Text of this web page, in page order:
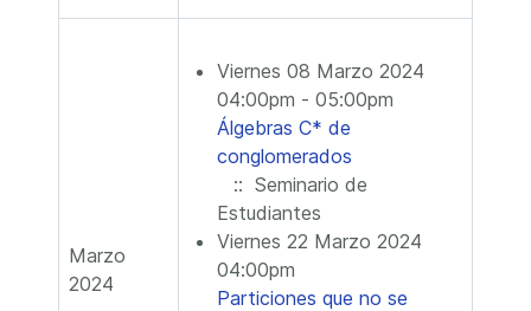
Marzo
2024
Viernes 08 Marzo 2024
04:00pm - 05:00pm
Álgebras C* de
conglomerados
:: Seminario de
Estudiantes
Viernes 22 Marzo 2024
04:00pm
Particiones que no se